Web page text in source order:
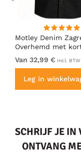
Motley Denim
Overhemd met
mouw Zwart
Van 32,99 € incl. BTW
Leg in
SCHRIJF JE IN
ONTVANG